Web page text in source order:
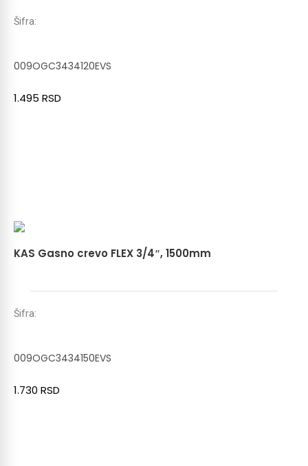
Šifra:
009OGC3434120EVS
1.495 RSD
KAS Gasno crevo FLEX 3/4″, 1500mm
Šifra:
009OGC3434150EVS
1.730 RSD